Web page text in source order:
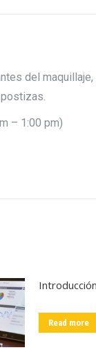
del
– 1:00 pm)
Read more